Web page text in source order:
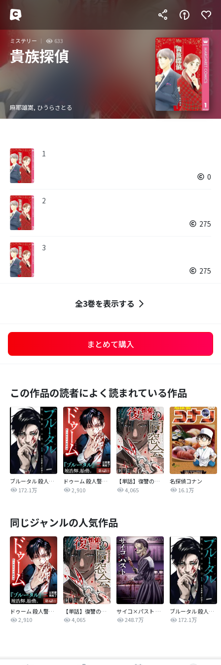
ミステリー 633
貴族探偵
麻耶雄嵩, ひうらさとる
1
0
2
275
3
275
全3巻を表示する
まとめて購入
この作品の読者によく読まれている作品
ブルータル 殺人警察官の告白
172.1万
ドゥーム 殺人警察官の断罪録 分冊版
2,910
【単話】復讐の同窓会
4,065
名探偵コナン
16.1万
同じジャンルの人気作品
ドゥーム 殺人警察官の断罪録 分冊版
2,910
【単話】復讐の同窓会
4,065
サイコ×パスト 猟奇殺人潜入捜査
248.7万
ブルータル 殺人警察官の告白
172.1万